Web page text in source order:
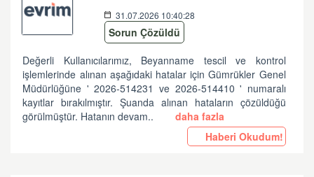
31.07.2026 10:40:28
Sorun Çözüldü
Değerli Kullanıcılarımız, Beyanname tescil ve kontrol
işlemlerinde alınan aşağıdaki hatalar için Gümrükler Genel
Müdürlüğüne ' 2026-514231 ve 2026-514410 ' numaralı
kayıtlar bırakılmıştır. Şuanda alınan hataların çözüldüğü
görülmüştür. Hatanın devam..
daha fazla
Haberi Okudum!